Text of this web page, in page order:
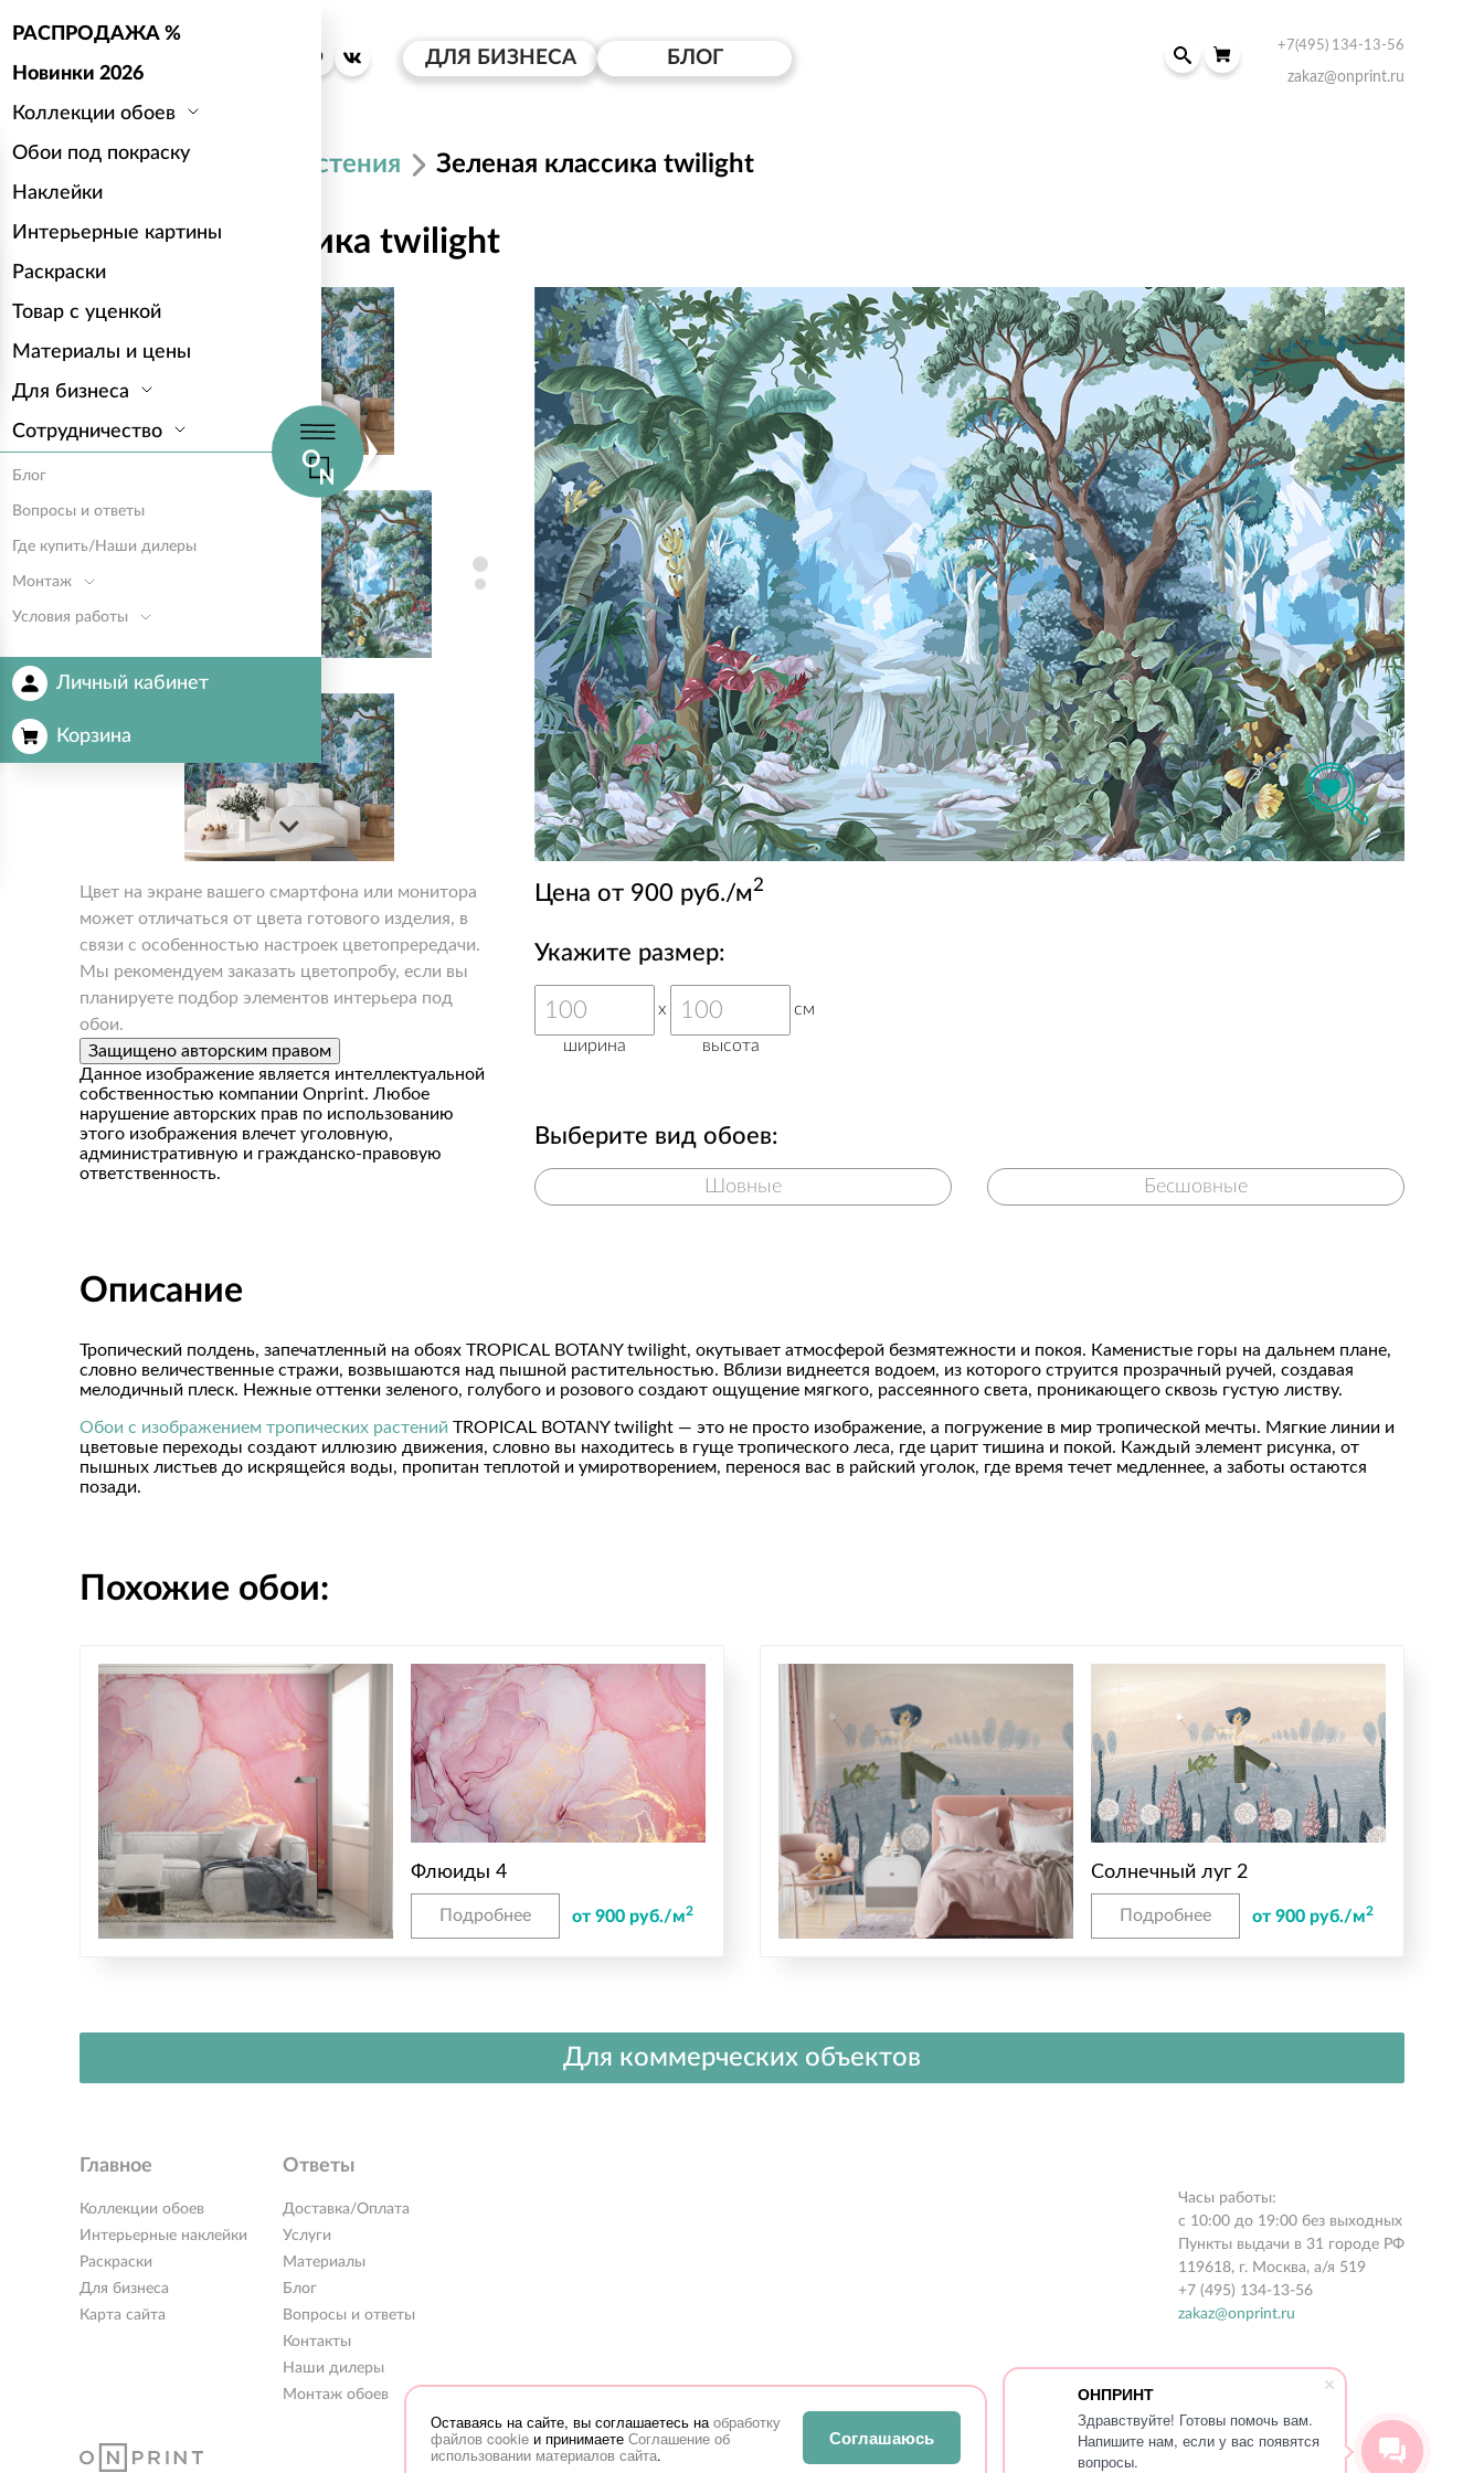
ОНПРИНТ
Здравствуйте! Готовы помочь вам.
Напишите нам, если у вас появятся
вопросы.
ДЛЯ БИЗНЕСА БЛОГ
+7(495) 134-13-56
zakaz@onprint.ru
РАСПРОДАЖА %
Новинки 2026
Коллекции обоев
Обои под покраску
Наклейки
Интерьерные картины
Раскраски
Товар с уценкой
Материалы и цены
Для бизнеса
Сотрудничество
Блог
Вопросы и ответы
Где купить/Наши дилеры
Монтаж
Условия работы
Личный кабинет
Корзина
Каталог Растения Зеленая классика twilight
Зеленая классика twilight
Цвет на экране вашего смартфона или монитора
может отличаться от цвета готового изделия, в
связи с особенностью настроек цветопрередачи.
Мы рекомендуем заказать цветопробу, если вы
планируете подбор элементов интерьера под
обои.
Защищено авторским правом
Данное изображение является интеллектуальной
собственностью компании Onprint. Любое
нарушение авторских прав по использованию
этого изображения влечет уголовную,
административную и гражданско-правовую
ответственность.
Цена от 900 руб./м2
Укажите размер:
ширина
x
высота
см
Выберите вид обоев:
Шовные Бесшовные
Описание
Тропический полдень, запечатленный на обоях TROPICAL BOTANY twilight, окутывает атмосферой безмятежности и покоя. Каменистые горы на дальнем плане,
словно величественные стражи, возвышаются над пышной растительностью. Вблизи виднеется водоем, из которого струится прозрачный ручей, создавая
мелодичный плеск. Нежные оттенки зеленого, голубого и розового создают ощущение мягкого, рассеянного света, проникающего сквозь густую листву.
Обои с изображением тропических растений TROPICAL BOTANY twilight — это не просто изображение, а погружение в мир тропической мечты. Мягкие линии и
цветовые переходы создают иллюзию движения, словно вы находитесь в гуще тропического леса, где царит тишина и покой. Каждый элемент рисунка, от
пышных листьев до искрящейся воды, пропитан теплотой и умиротворением, перенося вас в райский уголок, где время течет медленнее, а заботы остаются
позади.
Похожие обои:
Флюиды 4
Подробнее от 900 руб./м2
Солнечный луг 2
Подробнее от 900 руб./м2
Для коммерческих объектов
Главное
Коллекции обоев
Интерьерные наклейки
Раскраски
Для бизнеса
Карта сайта
Ответы
Доставка/Оплата
Услуги
Материалы
Блог
Вопросы и ответы
Контакты
Наши дилеры
Монтаж обоев
Часы работы:
с 10:00 до 19:00 без выходных
Пункты выдачи в 31 городе РФ
119618, г. Москва, а/я 519
+7 (495) 134-13-56
zakaz@onprint.ru
© 2015-2026 «ONPRINT»
Оставаясь на сайте, вы соглашаетесь на обработку
файлов cookie и принимаете Соглашение об
использовании материалов сайта.
Соглашаюсь